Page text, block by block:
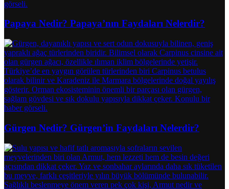
Papaya Nedir? Papaya’nın Faydaları Nelerdir?
Gürgen Nedir? Gürgen’in Faydaları Nelerdir?